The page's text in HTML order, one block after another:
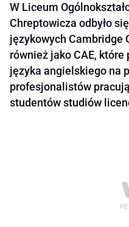
W Liceum
Chreptowicza odbyło
językowych Cambridge
również jako CAE,
języka angielskiego na
profesjonalistów
studentów studiów